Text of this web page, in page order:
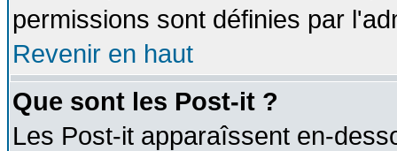
permissions sont définies par
Revenir en haut
Que sont les Post-it ?
Les Post-it apparaîssent en-